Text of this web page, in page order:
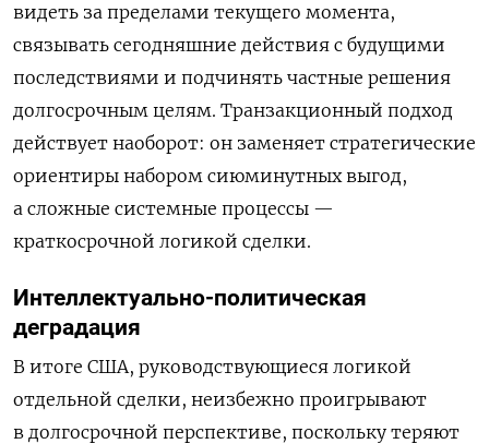
видеть за пределами текущего момента,
связывать сегодняшние действия с будущими
последствиями и подчинять частные решения
долгосрочным целям. Транзакционный подход
действует наоборот: он заменяет стратегические
ориентиры набором сиюминутных выгод,
а сложные системные процессы —
краткосрочной логикой сделки.
Интеллектуально-политическая
деградация
В итоге США, руководствующиеся логикой
отдельной сделки, неизбежно проигрывают
в долгосрочной перспективе, поскольку теряют